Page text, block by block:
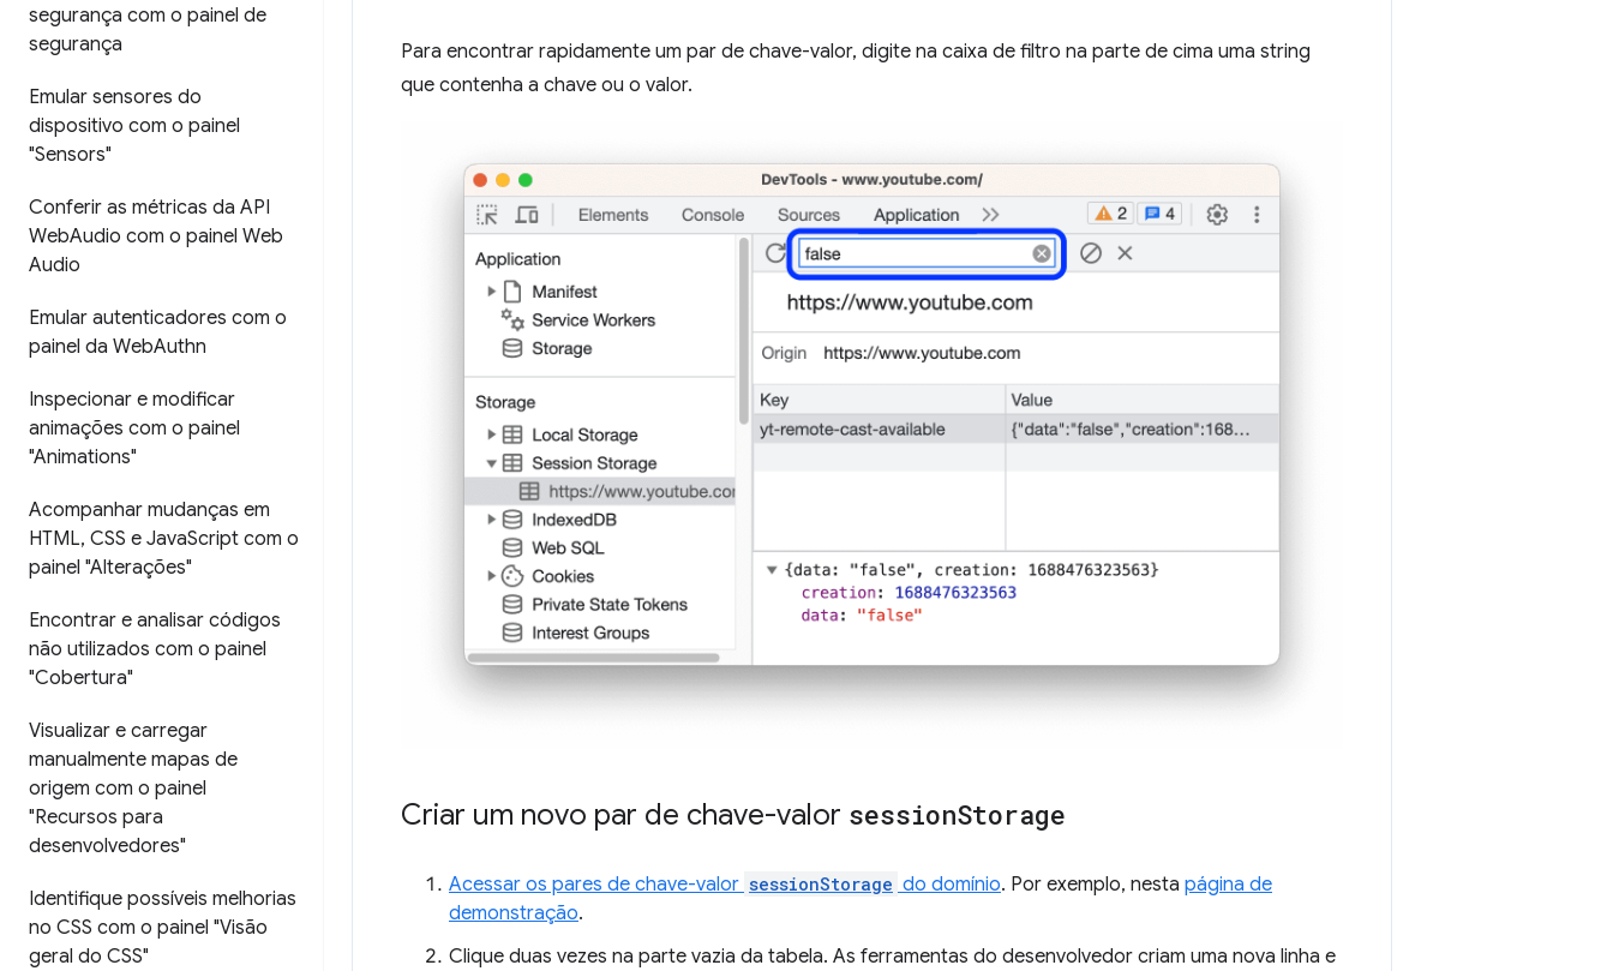
segurança com o painel de
segurança
Emular sensores do
dispositivo com o painel
"Sensors"
Conferir as métricas da API
WebAudio com o painel Web
Audio
Emular autenticadores com o
painel da WebAuthn
Inspecionar e modificar
animações com o painel
"Animations"
Acompanhar mudanças em
HTML, CSS e JavaScript com o
painel "Alterações"
Encontrar e analisar códigos
não utilizados com o painel
"Cobertura"
Visualizar e carregar
manualmente mapas de
origem com o painel
"Recursos para
desenvolvedores"
Identifique possíveis melhorias
no CSS com o painel "Visão
geral do CSS"
Para encontrar rapidamente um par de chave-valor, digite na caixa de filtro na parte de cima uma string
que contenha a chave ou o valor.
Criar um novo par de chave-valor sessionStorage
Acessar os pares de chave-valor sessionStorage do domínio. Por exemplo, nesta página de
demonstração.
Clique duas vezes na parte vazia da tabela. As ferramentas do desenvolvedor criam uma nova linha e